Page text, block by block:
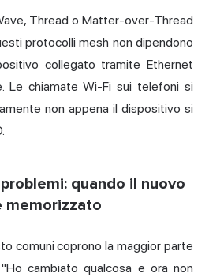
Thread o Matter-over-Thread
protocolli mesh non dipendono
collegato tramite Ethernet
Le chiamate Wi-Fi sui telefoni si
non appena il dispositivo si
quando il nuovo
memorizzato
comuni coprono la maggior parte
cambiato qualcosa e ora non